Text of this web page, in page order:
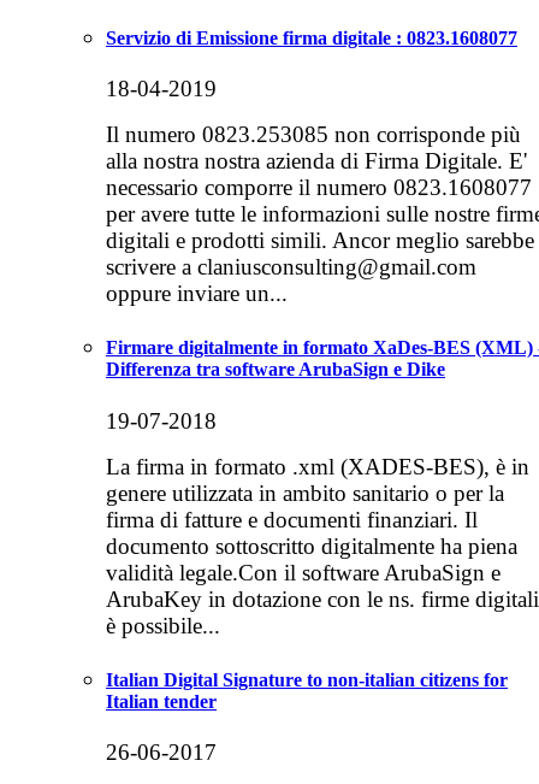
Servizio di Emissione firma digitale : 0823.1608077
18-04-2019
Il numero 0823.253085 non corrisponde più
alla nostra nostra azienda di Firma Digitale. E'
necessario comporre il numero 0823.1608077
per avere tutte le informazioni sulle nostre
digitali e prodotti simili. Ancor meglio sarebbe
scrivere a claniusconsulting@gmail.com
oppure inviare un...
Firmare digitalmente in formato XaDes-BES (XML)
Differenza tra software ArubaSign e Dike
19-07-2018
La firma in formato .xml (XADES-BES), è in
genere utilizzata in ambito sanitario o per la
firma di fatture e documenti finanziari. Il
documento sottoscritto digitalmente ha piena
validità legale.Con il software ArubaSign e
ArubaKey in dotazione con le ns. firme digitali
è possibile...
Italian Digital Signature to non-italian citizens for
Italian tender
26-06-2017